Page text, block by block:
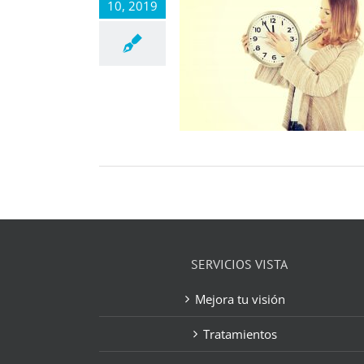
10, 2019
SERVICIOS VISTA
Mejora tu visión
Tratamientos